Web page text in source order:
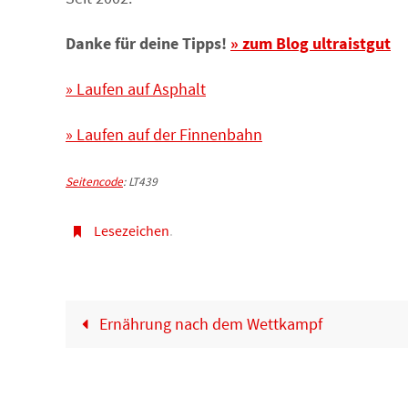
Danke für deine Tipps! » zum Blog ultraistgut
» Laufen auf Asphalt
» Laufen auf der Finnenbahn
Seitencode: LT439
Lesezeichen.
Ernährung nach dem Wettkampf